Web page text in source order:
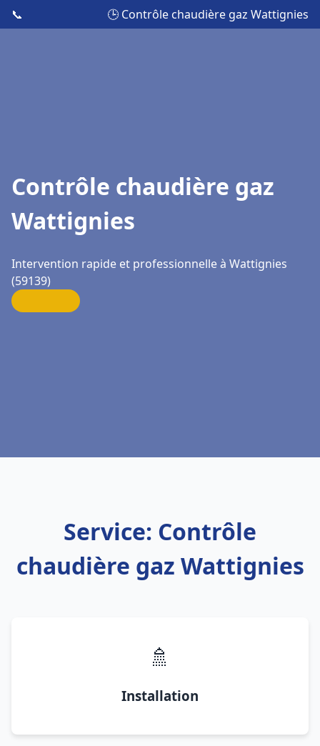
📞 🕒 Contrôle chaudière gaz Wattignies
Contrôle chaudière gaz
Wattignies
Intervention rapide et professionnelle à Wattignies
(59139)
Service: Contrôle
chaudière gaz Wattignies
🚿
Installation